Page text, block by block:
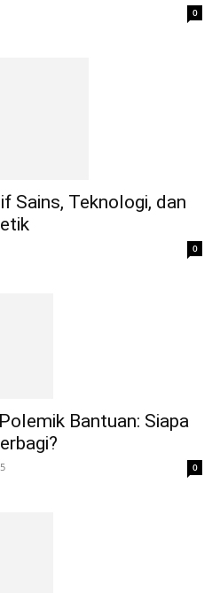
0
Sains, Teknologi, dan
0
Bantuan: Siapa
0